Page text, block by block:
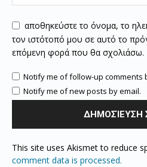
αποθηκεύστε το όνομα, το
τον ιστότοπό μου σε αυτό το
επόμενη φορά που θα σχολιάσω.
Notify me of follow-up comments
Notify me of new posts by email.
This site uses Akismet to reduce
comment data is processed.